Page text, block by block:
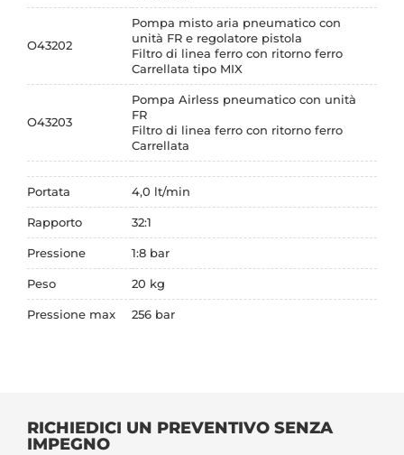
O43202
Pompa misto aria pneumatico con
unità FR e regolatore pistola
Filtro di linea ferro con ritorno ferro
Carrellata tipo MIX
O43203
Pompa Airless pneumatico con unità
FR
Filtro di linea ferro con ritorno ferro
Carrellata
Portata 4,0 lt/min
Rapporto 32:1
Pressione 1:8 bar
Peso 20 kg
Pressione max 256 bar
RICHIEDICI UN PREVENTIVO SENZA
IMPEGNO